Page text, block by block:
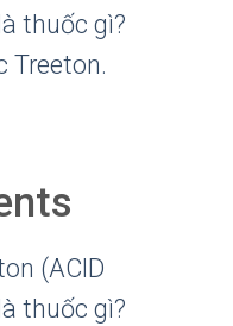
thuốc gì?
Treeton.
(ACID
thuốc gì?